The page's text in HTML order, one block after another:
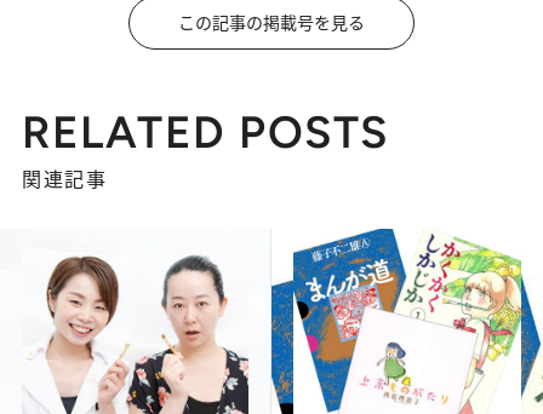
この記事の掲載号を見る
RELATED POSTS
関連記事